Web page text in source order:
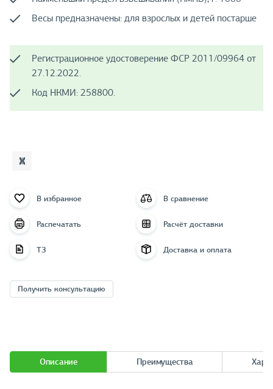
Весы предназначены: для взрослых и детей постарше
Регистрационное удостоверение ФСР 2011/09964 от
27.12.2022.
Код НКМИ: 258800.
В избранное В сравнение
Распечатать Расчёт доставки
ТЗ Доставка и оплата
Получить консультацию
Описание Преимущества